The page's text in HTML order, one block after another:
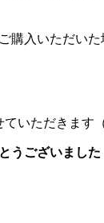
購入いただい
いただきます
うございまし